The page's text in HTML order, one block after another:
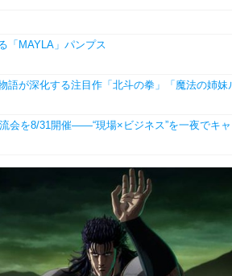
「MAYLA」パンプス
が深化する注目作「北斗の拳」「魔法の姉
会を8/31開催――“現場×ビジネス”を一夜でキ